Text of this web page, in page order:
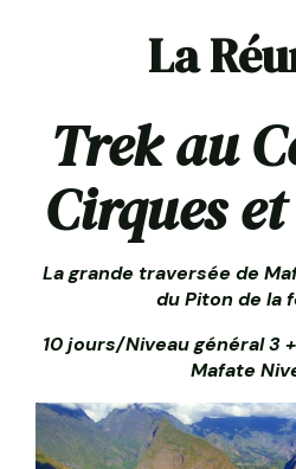
La
Trek au
Cirques
La grande traversée de
du Piton de la
10 jours/Niveau général 3
Mafate